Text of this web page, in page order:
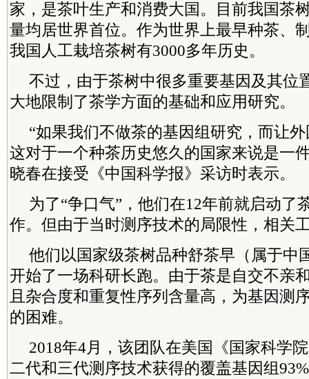
家，是茶叶生产和消费大国。目前我国茶
量均居世界首位。作为世界上最早种茶、
我国人工栽培茶树有3000多年历史。
不过，由于茶树中很多重要基因及其位
大地限制了茶学方面的基础和应用研究。
“如果我们不做茶的基因组研究，而让
这对于一个种茶历史悠久的国家来说是一
晓春在接受《中国科学报》采访时表示。
为了“争口气”，他们在12年前就启动了
作。但由于当时测序技术的局限性，相关
他们以国家级茶树品种舒茶早（属于中
开始了一场科研长跑。由于茶是自交不亲
且杂合度和重复性序列含量高，为基因测
的困难。
2018年4月，该团队在美国《国家科学
二代和三代测序技术获得的覆盖基因组